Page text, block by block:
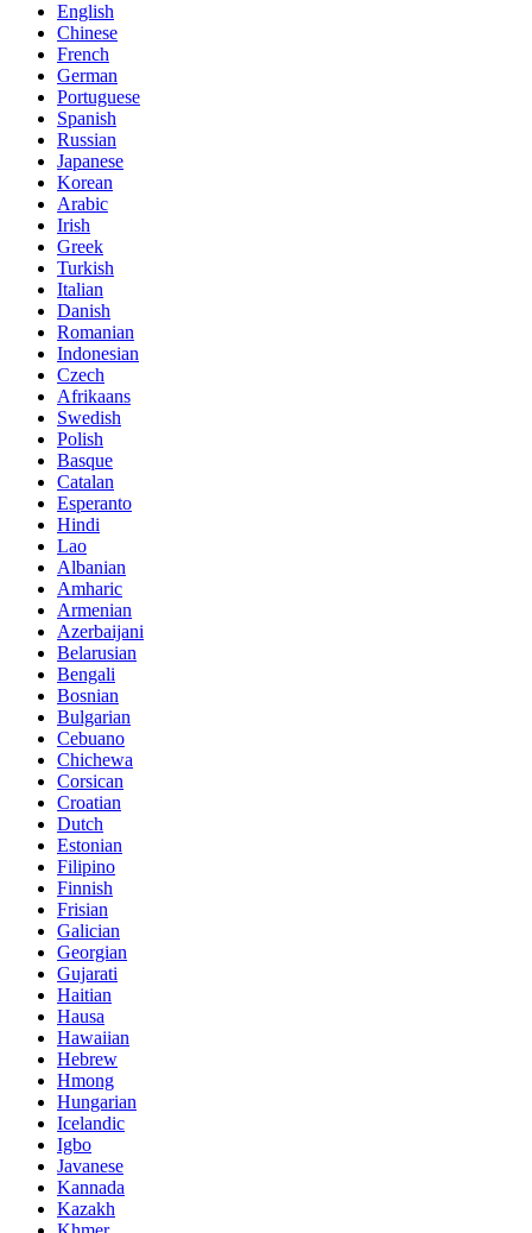
English
Chinese
French
German
Portuguese
Spanish
Russian
Japanese
Korean
Arabic
Irish
Greek
Turkish
Italian
Danish
Romanian
Indonesian
Czech
Afrikaans
Swedish
Polish
Basque
Catalan
Esperanto
Hindi
Lao
Albanian
Amharic
Armenian
Azerbaijani
Belarusian
Bengali
Bosnian
Bulgarian
Cebuano
Chichewa
Corsican
Croatian
Dutch
Estonian
Filipino
Finnish
Frisian
Galician
Georgian
Gujarati
Haitian
Hausa
Hawaiian
Hebrew
Hmong
Hungarian
Icelandic
Igbo
Javanese
Kannada
Kazakh